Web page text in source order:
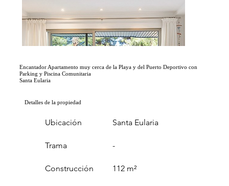
Encantador Apartamento muy cerca de la Playa y del Puerto Deportivo con
Parking y Piscina Comunitaria
Santa Eularia
Detalles de la propiedad
Ubicación
Trama
Construcción
Santa Eularia
-
112 m²